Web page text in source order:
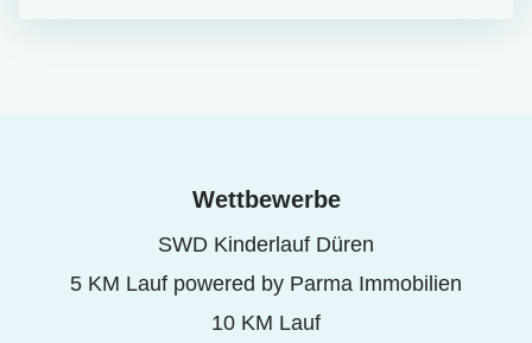
Wettbewerbe
SWD Kinderlauf Düren
5 KM Lauf powered by Parma Immobilien
10 KM Lauf